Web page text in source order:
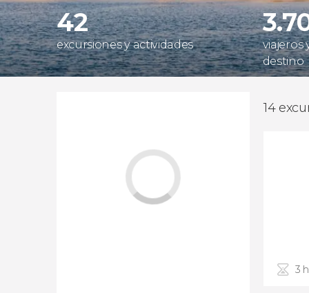
42
excursiones y actividades
viajeros
destino
14
3